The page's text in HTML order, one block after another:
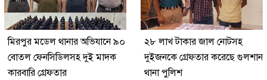
মিরপুর মডেল থানার অভিযানে ৯০
বোতল ফেনসিডিলসহ দুই মাদক
কারবারি গ্রেফতার
২৮ লাখ টাকার জাল নোটসহ
দুইজনকে গ্রেফতার করেছে গুলশান
থানা পুলিশ